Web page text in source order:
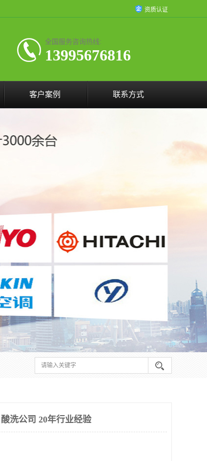
资质认证
全国服务咨询热线:
13995676816
客户案例 联系方式
洗公司 20年行业经验